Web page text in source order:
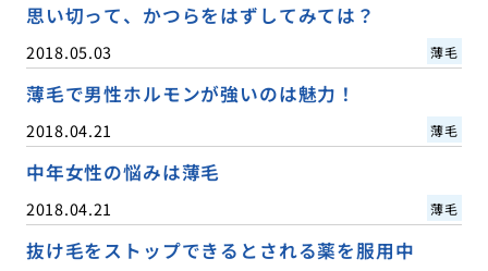
思い切って、かつらをはずしてみては？
2018.05.03 薄毛
薄毛で男性ホルモンが強いのは魅力！
2018.04.21 薄毛
中年女性の悩みは薄毛
2018.04.21 薄毛
抜け毛をストップできるとされる薬を服用中